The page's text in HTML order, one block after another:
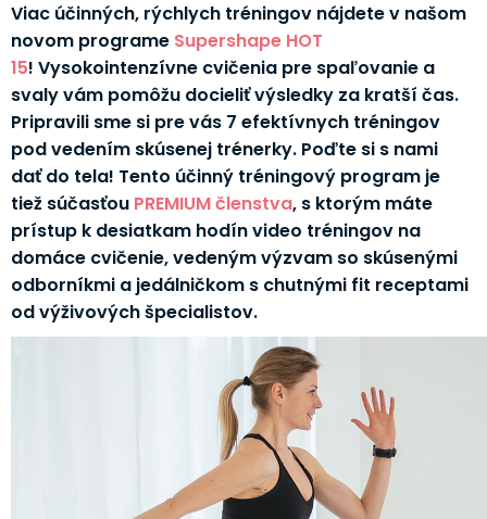
Viac účinných, rýchlych tréningov nájdete v našom
novom programe Supershape HOT
15! Vysokointenzívne cvičenia pre spaľovanie a
svaly vám pomôžu docieliť výsledky za kratší čas.
Pripravili sme si pre vás 7 efektívnych tréningov
pod vedením skúsenej trénerky. Poďte si s nami
dať do tela! Tento účinný tréningový program je
tiež súčasťou PREMIUM členstva, s ktorým máte
prístup k desiatkam hodín video tréningov na
domáce cvičenie, vedeným výzvam so skúsenými
odborníkmi a jedálničkom s chutnými fit receptami
od výživových špecialistov.